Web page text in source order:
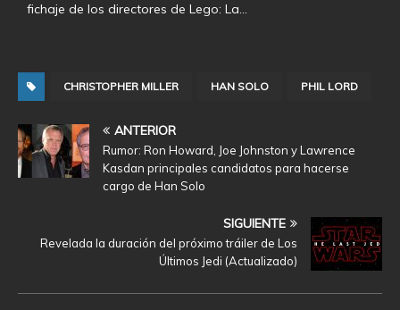
fichaje de los directores de Lego: La…
CHRISTOPHER MILLER HAN SOLO PHIL LORD
ANTERIOR
Rumor: Ron Howard, Joe Johnston y Lawrence
Kasdan principales candidatos para hacerse
cargo de Han Solo
SIGUIENTE
Revelada la duración del próximo tráiler de Los
Últimos Jedi (Actualizado)